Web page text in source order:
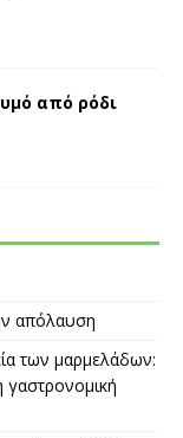
από ρόδι
απόλαυση
των μαρμελάδων: